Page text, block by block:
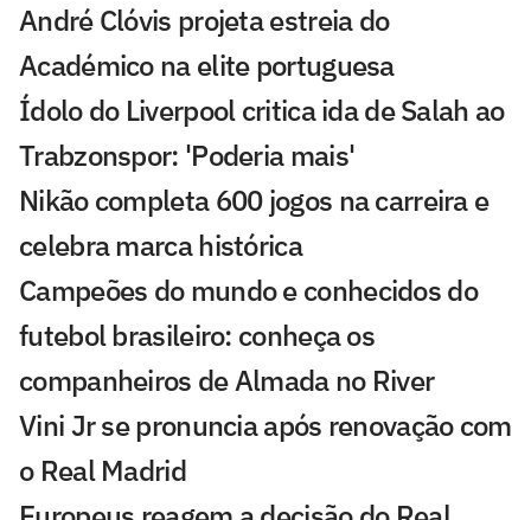
André Clóvis projeta estreia do
Académico na elite portuguesa
Ídolo do Liverpool critica ida de Salah ao
Trabzonspor: 'Poderia mais'
Nikão completa 600 jogos na carreira e
celebra marca histórica
Campeões do mundo e conhecidos do
futebol brasileiro: conheça os
companheiros de Almada no River
Vini Jr se pronuncia após renovação com
o Real Madrid